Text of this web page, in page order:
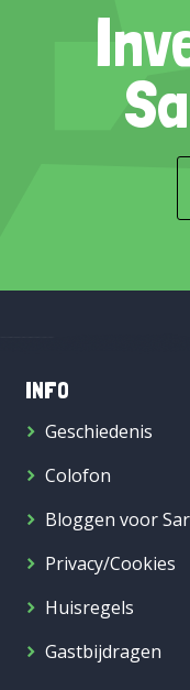
INFO
Geschiedenis
Colofon
Bloggen voor
Privacy/Cookies
Huisregels
Gastbijdragen